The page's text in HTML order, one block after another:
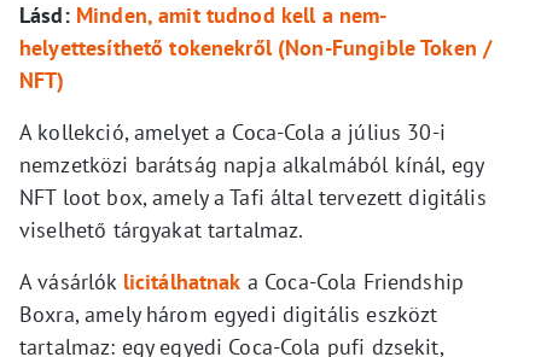
Lásd: Minden, amit tudnod kell a nem-
helyettesíthető tokenekről (Non-Fungible Token /
NFT)
A kollekció, amelyet a Coca-Cola a július 30-i
nemzetközi barátság napja alkalmából kínál, egy
NFT loot box, amely a Tafi által tervezett digitális
viselhető tárgyakat tartalmaz.
A vásárlók licitálhatnak a Coca-Cola Friendship
Boxra, amely három egyedi digitális eszközt
tartalmaz: egy egyedi Coca-Cola pufi dzsekit,